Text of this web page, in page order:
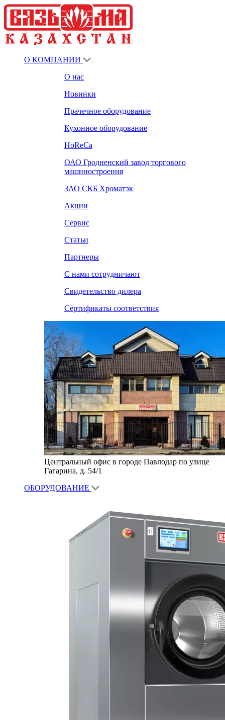
О КОМПАНИИ
О нас
Новинки
Прачечное оборудование
Кухонное оборудование
HoReCa
ОАО Гродненский завод торгового
машиностроения
ЗАО СКБ Хроматэк
Акции
Сервис
Статьи
Партнеры
С нами сотрудничают
Свидетельство дилера
Сертификаты соответствия
Центральный офис в городе Павлодар по улице
Гагарина, д. 54/1
ОБОРУДОВАНИЕ